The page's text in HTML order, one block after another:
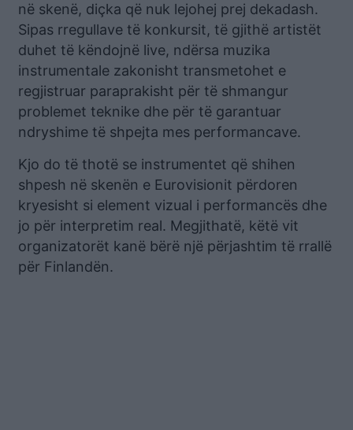
në skenë, diçka që nuk lejohej prej dekadash.
Sipas rregullave të konkursit, të gjithë artistët
duhet të këndojnë live, ndërsa muzika
instrumentale zakonisht transmetohet e
regjistruar paraprakisht për të shmangur
problemet teknike dhe për të garantuar
ndryshime të shpejta mes performancave.
Kjo do të thotë se instrumentet që shihen
shpesh në skenën e Eurovisionit përdoren
kryesisht si element vizual i performancës dhe
jo për interpretim real. Megjithatë, këtë vit
organizatorët kanë bërë një përjashtim të rrallë
për Finlandën.